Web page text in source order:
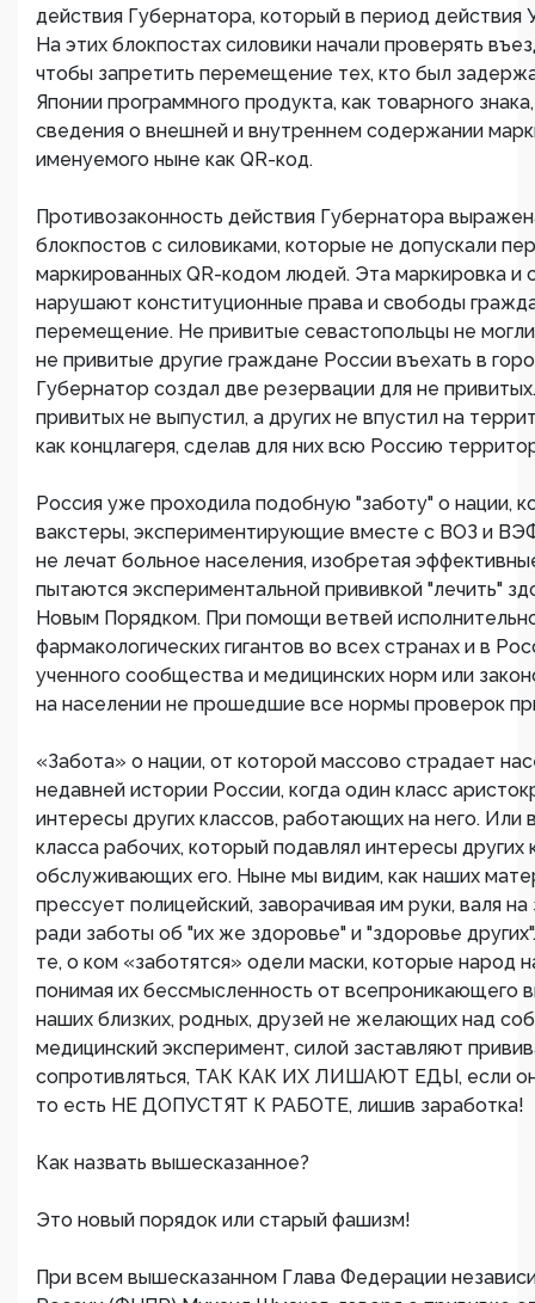
действия Губернатора, который в период действия
На этих блокпостах силовики начали проверять
чтобы запретить перемещение тех, кто был
Японии программного продукта, как товарного
сведения о внешней и внутреннем содержании
именуемого ныне как QR-код.
Противозаконность действия Губернатора
блокпостов с силовиками, которые не допускали
маркированных QR-кодом людей. Эта маркировка и
нарушают конституционные права и свободы
перемещение. Не привитые севастопольцы не могли
не привитые другие граждане России въехать в
Губернатор создал две резервации для не
привитых не выпустил, а других не впустил на
как концлагеря, сделав для них всю Россию
Россия уже проходила подобную "заботу" о нации,
вакстеры, экспериментирующие вместе с ВОЗ и
не лечат больное населения, изобретая
пытаются экспериментальной прививкой "лечить"
Новым Порядком. При помощи ветвей
фармакологических гигантов во всех странах и в
ученного сообщества и медицинских норм или
на населении не прошедшие все нормы проверок
«Забота» о нации, от которой массово страдает
недавней истории России, когда один класс
интересы других классов, работающих на него. Или
класса рабочих, который подавлял интересы других
обслуживающих его. Ныне мы видим, как наших
прессует полицейский, заворачивая им руки, валя
ради заботы об "их же здоровье" и "здоровье
те, о ком «заботятся» одели маски, которые народ
понимая их бессмысленность от всепроникающего
наших близких, родных, друзей не желающих над
медицинский эксперимент, силой заставляют
сопротивляться, ТАК КАК ИХ ЛИШАЮТ ЕДЫ, если
то есть НЕ ДОПУСТЯТ К РАБОТЕ, лишив заработка!
Как назвать вышесказанное?
Это новый порядок или старый фашизм!
При всем вышесказанном Глава Федерации